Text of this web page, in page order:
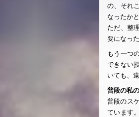
の、それ
なったか
ただ、整
要になっ
もう一つ
できない
いても、
普段の私
普段のス
ています